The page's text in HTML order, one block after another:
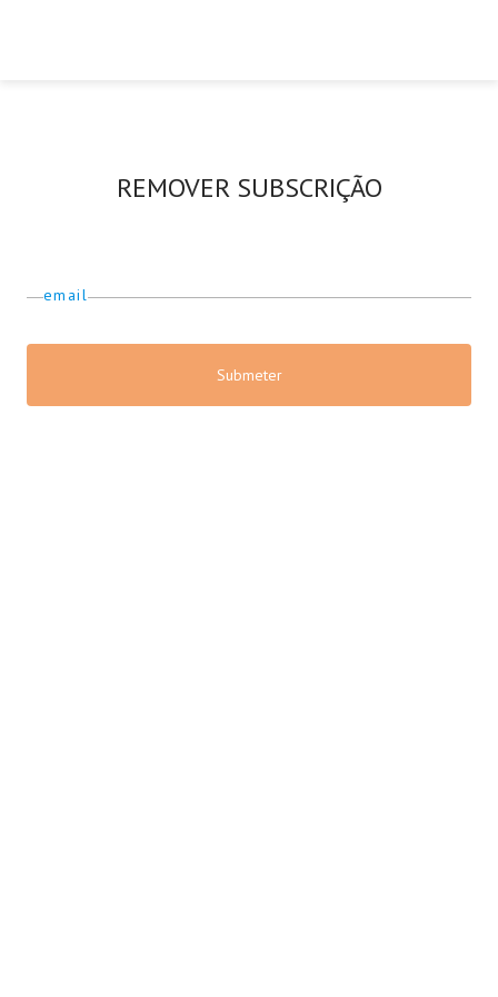
REMOVER SUBSCRIÇÃO
email
Submeter